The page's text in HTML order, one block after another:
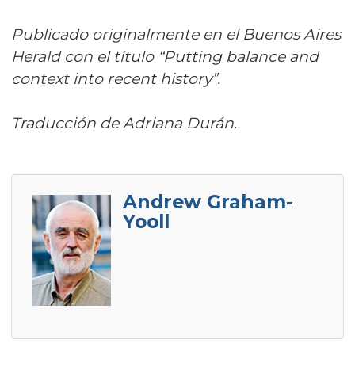
Publicado originalmente en el Buenos Aires
Herald con el título “Putting balance and
context into recent history”.
Traducción de Adriana Durán.
Andrew Graham-
Yooll